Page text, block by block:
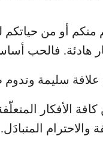
أو من حياتكم
فالحب
سليمة وتدوم
الأفكار
والاحترام المتبادَل.